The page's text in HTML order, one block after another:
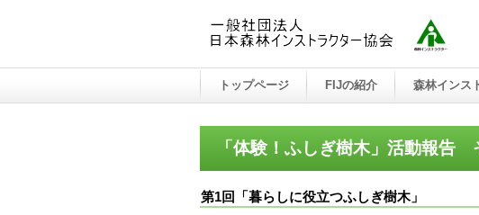
「体験！ふしぎ樹木」活動報告
第1回「暮らしに役立つふしぎ樹木」
トップページ FIJの紹介 森林インス